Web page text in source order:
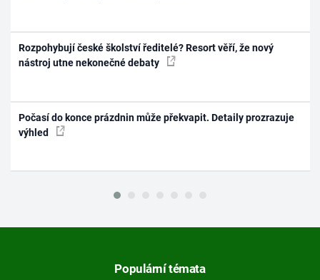
Rozpohybují české školství ředitelé? Resort věří, že nový
nástroj utne nekonečné debaty
Počasí do konce prázdnin může překvapit. Detaily prozrazuje
výhled
Populární témata